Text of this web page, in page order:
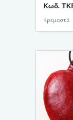
Κωδ.
Κρεμαστά